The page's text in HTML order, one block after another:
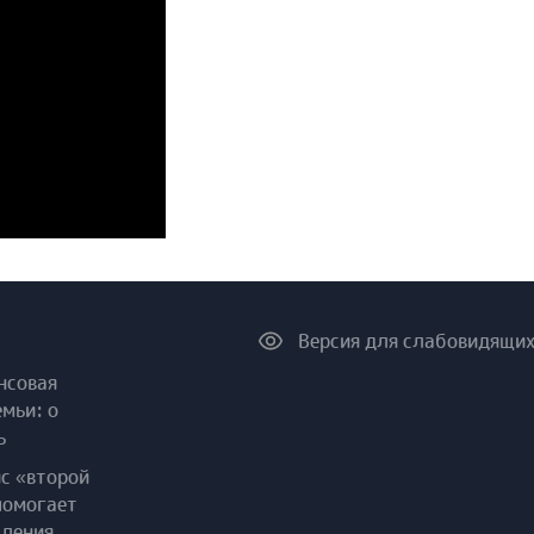
о
«второй
Версия для слабовидящих